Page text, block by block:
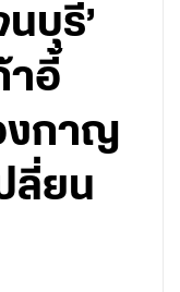
บุรี’
าอี้
งกาญ
ลี่ยน